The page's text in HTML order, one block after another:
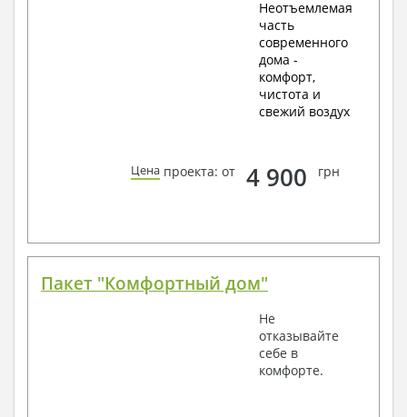
Неотъемлемая
часть
современного
дома -
комфорт,
чистота и
свежий воздух
Цена проекта: от 4 900 грн
Пакет "Комфортный дом"
Не
отказывайте
себе в
комфорте.